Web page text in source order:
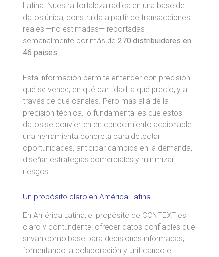
Latina. Nuestra fortaleza radica en una base de
datos única, construida a partir de transacciones
reales —no estimadas— reportadas
semanalmente por más de 270 distribuidores en
46 países
Esta información permite entender con precisión
qué se vende, en qué cantidad, a qué precio, y a
través de qué canales. Pero más allá de la
precisión técnica, lo fundamental es que estos
datos se convierten en conocimiento accionable:
una herramienta concreta para detectar
oportunidades, anticipar cambios en la demanda,
diseñar estrategias comerciales y minimizar
riesgos.
Un propósito claro en América Latina
En América Latina, el propósito de CONTEXT es
claro y contundente: ofrecer datos confiables que
sirvan como base para decisiones informadas,
fomentando la colaboración y unificando el